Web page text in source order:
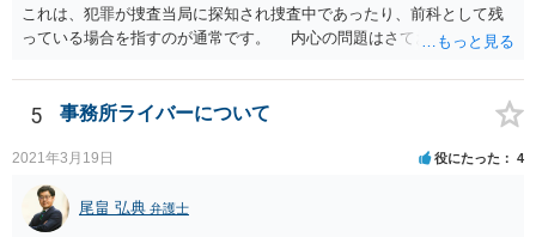
これは、犯罪が捜査当局に探知され捜査中であったり、前科として残
っている場合を指すのが通常です。 内心の問題はさておき、ご質問
5 事務所ライバーについて
2021年3月19日 役にたった 4
尾畠 弘典 弁護士